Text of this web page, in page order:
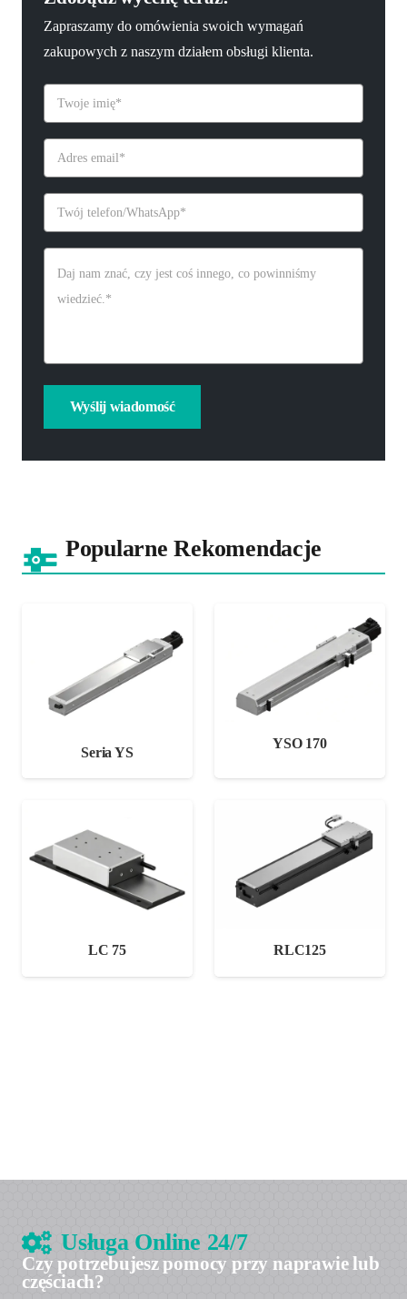
Zapraszamy do omówienia swoich wymagań
zakupowych z naszym działem obsługi klienta.
Popularne Rekomendacje
Seria YS
YSO 170
LC 75 RLC125
Usługa Online 24/7
Czy potrzebujesz pomocy przy naprawie lub
częściach?